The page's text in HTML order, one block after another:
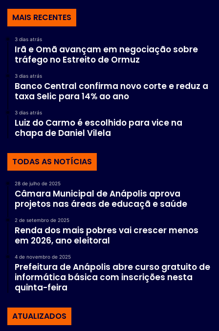
MAIS RECENTES
3 dias atrás
Irã e Omã avançam em negociação sobre
tráfego no Estreito de Ormuz
3 dias atrás
Banco Central confirma novo corte e reduz a
taxa Selic para 14% ao ano
3 dias atrás
Luiz do Carmo é escolhido para vice na
chapa de Daniel Vilela
TODAS AS NOTÍCIAS
28 de julho de 2025
Câmara Municipal de Anápolis aprova
projetos nas áreas de educaçã e saúde
2 de setembro de 2025
Renda dos mais pobres vai crescer menos
em 2026, ano eleitoral
4 de novembro de 2025
Prefeitura de Anápolis abre curso gratuito de
informática básica com inscrições nesta
quinta-feira
ATUALIZADOS